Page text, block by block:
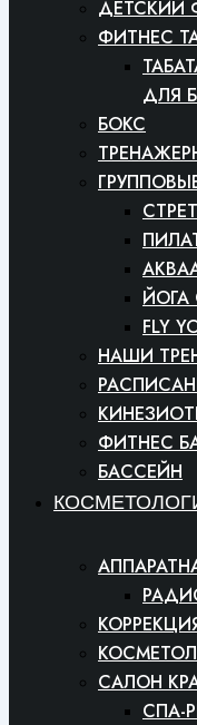
ДЕТСКИЙ
ФИТНЕС
ДЛЯ
БОКС
FLY
НАШИ
ФИТНЕС
БАССЕЙН
САЛОН
СПА-